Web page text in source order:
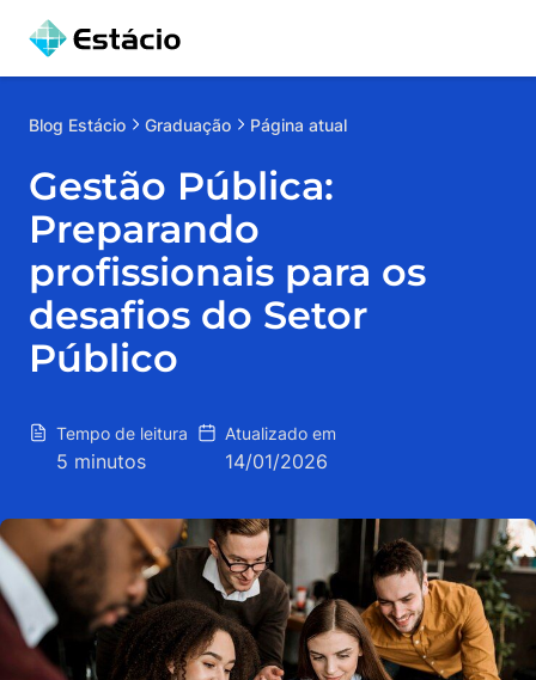
Blog Estácio Graduação Página atual
Gestão Pública:
Preparando
profissionais para os
desafios do Setor
Público
Tempo de leitura
5 minutos
Atualizado em
14/01/2026